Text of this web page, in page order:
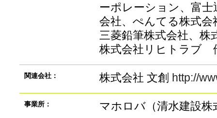
ーポレーション、富
会社、ぺんてる株式
三菱鉛筆株式会社、株
株式会社リヒトラブ
関連会社： 株式会社 文創 http://
事業所： マホロバ（清水建設株